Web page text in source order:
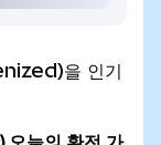
을 인기